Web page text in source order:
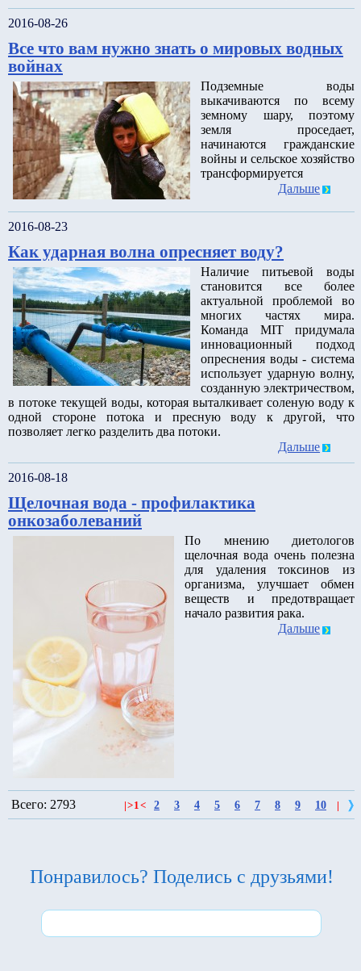
2016-08-26
Все что вам нужно знать о мировых водных
войнах
Подземные воды
выкачиваются по всему
земному шару, поэтому
земля проседает,
начинаются гражданские
войны и сельское хозяйство
трансформируется
Дальше
2016-08-23
Как ударная волна опресняет воду?
Наличие питьевой воды
становится все более
актуальной проблемой во
многих частях мира.
Команда MIT придумала
инновационный подход
опреснения воды - система
использует ударную волну,
созданную электричеством,
в потоке текущей воды, которая выталкивает соленую воду к
одной стороне потока и пресную воду к другой, что
позволяет легко разделить два потоки.
Дальше
2016-08-18
Щелочная вода - профилактика
онкозаболеваний
По мнению диетологов
щелочная вода очень полезна
для удаления токсинов из
организма, улучшает обмен
веществ и предотвращает
начало развития рака.
Дальше
Всего: 2793 >1< 2 3 4 5 6 7 8 9 10
Понравилось? Поделись с друзьями!